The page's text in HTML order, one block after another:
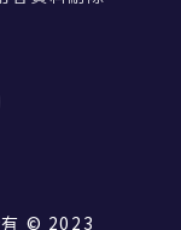
有 © 2023